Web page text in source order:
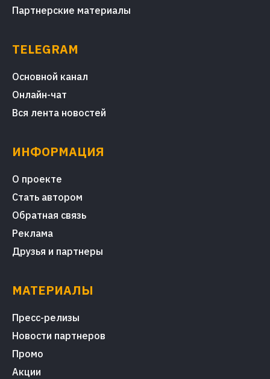
Партнерские материалы
TELEGRAM
Основной канал
Онлайн-чат
Вся лента новостей
ИНФОРМАЦИЯ
О проекте
Стать автором
Обратная связь
Реклама
Друзья и партнеры
МАТЕРИАЛЫ
Пресс-релизы
Новости партнеров
Промо
Акции